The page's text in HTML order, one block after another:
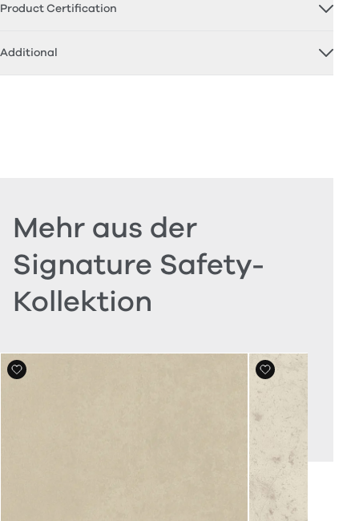
Product Certification
Additional
Mehr aus der
Signature Safety-
Kollektion